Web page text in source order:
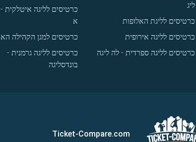
ליג
כרטיסים לליגת האלופות
כרטיסים לליגה אירופית
כרטיסים לליגה ספרדית - לה ליגה
כרטיסים לליגה איטלקית
א
כרטיסים למגן הקהילה
כרטיסים לליגה גרמנית -
בונדסליגה
Ticket-Compare.com